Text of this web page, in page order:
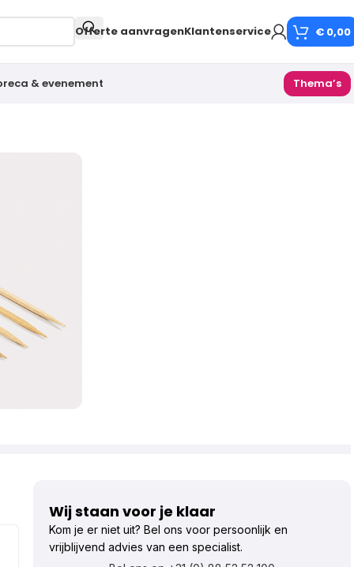
Offerte aanvragenKlantenservice € 0,00
& evenement Thema’s
Wij staan voor je klaar
Kom je er niet uit? Bel ons voor persoonlijk en
vrijblijvend advies van een specialist.